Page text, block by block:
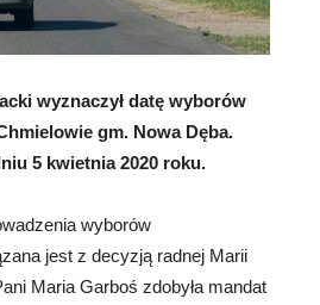
wyznaczył datę wyborów
gm. Nowa Dęba.
5 kwietnia 2020 roku.
wyborów
jest z decyzją radnej Marii
Maria Garboś zdobyła mandat